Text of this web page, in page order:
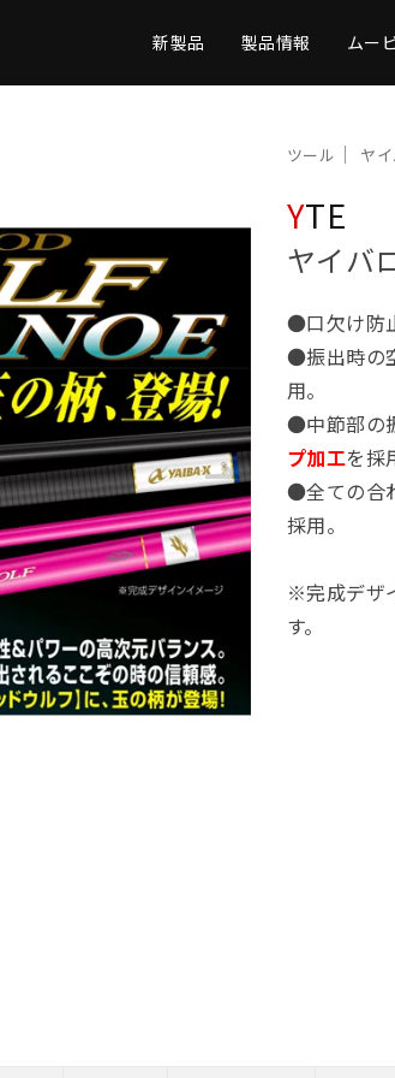
新製品 製品情報 ムー
ツール ヤ
YTE
ヤイバ
●口欠け防
●振出時の
用。
●中節部の
プ加工を採
●全ての合
採用。
※完成デザ
す。